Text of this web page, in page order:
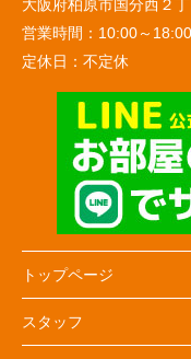
大阪府柏原市国分西２
営業時間： 10:00～18:00
定休日： 不定休
トップページ
スタッフ